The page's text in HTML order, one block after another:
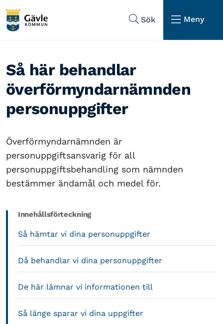
Sök
Meny
Så här behandlar
överförmyndarnämnden
personuppgifter
Överförmyndarnämnden är
personuppgiftsansvarig för all
personuppgiftsbehandling som nämnden
bestämmer ändamål och medel för.
Innehållsförteckning
Så hämtar vi dina personuppgifter
Då behandlar vi dina personuppgifter
De här lämnar vi informationen till
Så länge sparar vi dina uppgifter